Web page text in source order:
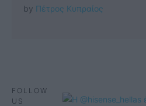
by Πέτρος Κυπραίος
FOLLOW
US